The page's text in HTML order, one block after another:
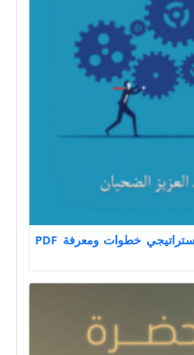
تحميل كتاب التخطيط الإستراتيجي خطوات ومعرفة PDF